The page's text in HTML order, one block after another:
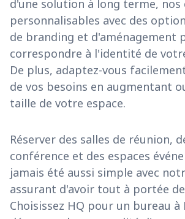
d'une solution à long terme, nos
personnalisables avec des
de branding et d'aménagement
correspondre à l'identité de
De plus, adaptez-vous
de vos besoins en augmentant
taille de votre espace.
Réserver des salles de réunion,
conférence et des espaces
jamais été aussi simple avec
assurant d'avoir tout à portée
Choisissez HQ pour un bureau